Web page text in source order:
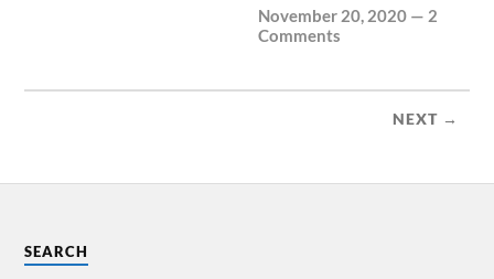
November 20, 2020 — 2
Comments
NEXT →
SEARCH